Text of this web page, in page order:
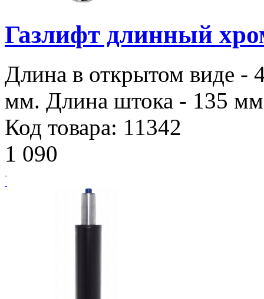
Газлифт длинный
Длина в открытом виде -
мм. Длина штока - 135
Код товара: 11342
1 090